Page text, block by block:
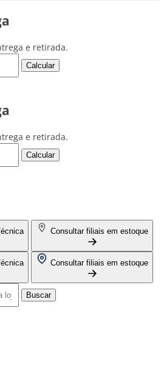
e retirada.
Calcular
e retirada.
Calcular
Consultar filiais em estoque
Consultar filiais em estoque
Buscar